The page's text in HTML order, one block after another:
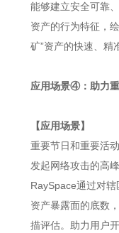
能够建立安全可靠
资产的行为特征，
矿”资产的快速、精
应用场景④：助力
【应用场景】
重要节日和重要活
发起网络攻击的高
RaySpace通过对
资产暴露面的底数
描评估。助力用户